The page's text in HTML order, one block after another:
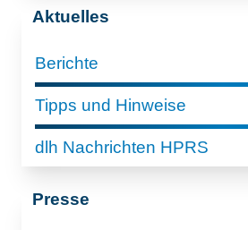
Aktuelles
Berichte
Tipps und Hinweise
dlh Nachrichten HPRS
Presse